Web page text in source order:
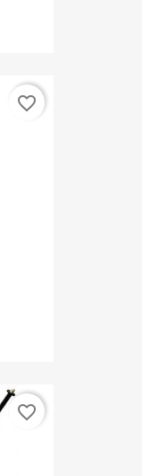
favorite_border
favorite_border